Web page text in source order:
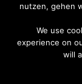
Copyright ©
Theme by
nutzen, gehen
We use
experience on
will